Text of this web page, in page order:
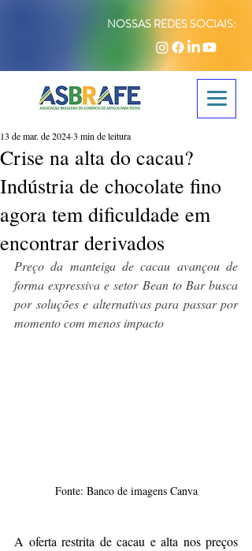
NOSSAS REDES SOCIAIS:
Crise na alta do cacau?
Indústria de chocolate fino
agora tem dificuldade em
encontrar derivados
13 de mar. de 20243 min de leitura
Preço da manteiga de cacau avançou de
forma expressiva e setor Bean to Bar busca
por soluções e alternativas para passar por
momento com menos impacto
Fonte: Banco de imagens Canva
A oferta restrita de cacau e alta nos preços